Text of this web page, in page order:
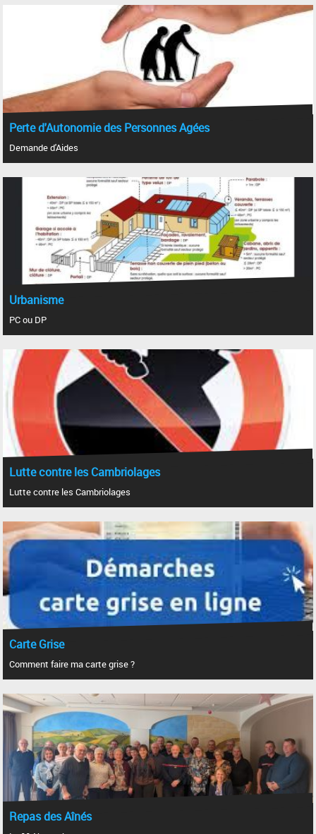
Perte d'Autonomie des Personnes Agées
Demande d'Aides
Urbanisme
PC ou DP
Lutte contre les Cambriolages
Lutte contre les Cambriolages
Carte Grise
Comment faire ma carte grise ?
Repas des Aînés